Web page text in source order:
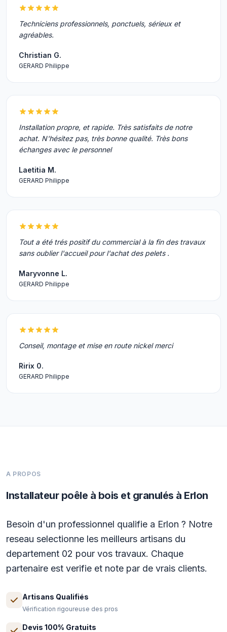
Techniciens professionnels, ponctuels, sérieux et
agréables.
Christian G.
GERARD Philippe
Installation propre, et rapide. Très satisfaits de notre
achat. N'hésitez pas, très bonne qualité. Très bons
échanges avec le personnel
Laetitia M.
GERARD Philippe
Tout a été trés positif du commercial à la fin des travaux
sans oublier l'accueil pour l'achat des pelets .
Maryvonne L.
GERARD Philippe
Conseil, montage et mise en route nickel merci
Ririx 0.
GERARD Philippe
A PROPOS
Installateur poêle à bois et granulés à Erlon
Besoin d'un professionnel qualifie a Erlon ? Notre
reseau selectionne les meilleurs artisans du
departement 02 pour vos travaux. Chaque
partenaire est verifie et note par de vrais clients.
Artisans Qualifiés
Vérification rigoureuse des pros
Devis 100% Gratuits